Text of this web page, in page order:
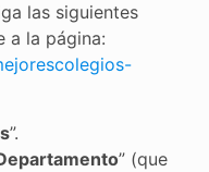
las siguientes
a la página:
”.
” (que